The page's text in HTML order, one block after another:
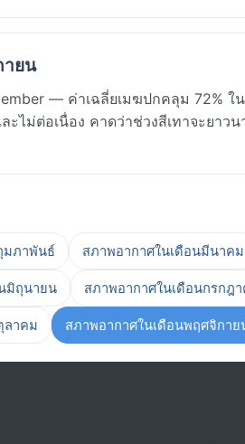
ายน
— ค่าเฉลี่ยเมฆปกคลุม 72%
ไม่ต่อเนื่อง คาดว่าช่วงสีเทาจะยาว
มภาพันธ์ สภาพอากาศในเดือนมีนาคม
มิถุนายน สภาพอากาศในเดือนกรกฎ
ลาคม สภาพอากาศในเดือนพฤศจิกาย